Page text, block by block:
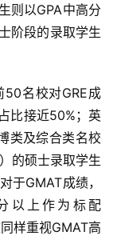
则以GPA中高分
阶段的录取学生
名校对GRE成
比接近50%；英
类及综合类名校
的硕士录取学生
于GMAT成绩，
以上作为标配
样重视GMAT高